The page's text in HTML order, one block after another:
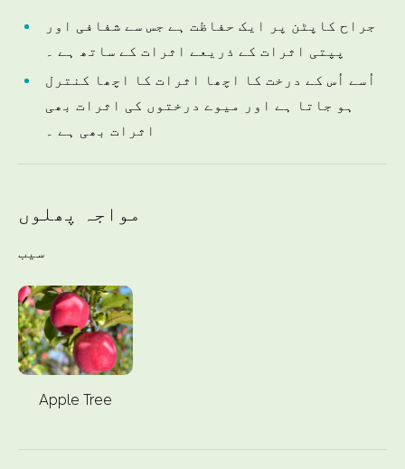
جراح کاپٹن پر ایک حفاظت ہے جس سے شفافی اور
پپتی اثرات کے ذریعے اثرات کے ساتھ ہے ۔
اُسے اُس کے درخت کا اچھا اثرات کا اچھا کنترل
ہو جاتا ہے اور میوے درختوں کی اثرات بھی
اثرات بھی ہے ۔
مواجہ پھلوں
سیب
Apple Tree